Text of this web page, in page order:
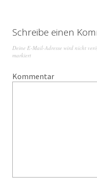
Schreibe einen
Deine E-Mail-Adresse wird nicht
markiert
Kommentar